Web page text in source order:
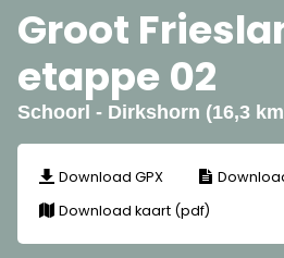
Groot
etappe 02
Schoorl - Dirkshorn (16,3
Download GPX
Download kaart (pdf)